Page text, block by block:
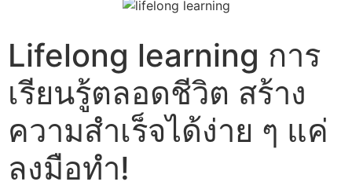
Lifelong learning การ
เรียนรู้ตลอดชีวิต สร้าง
ความสำเร็จได้ง่าย ๆ แค่
ลงมือทำ!